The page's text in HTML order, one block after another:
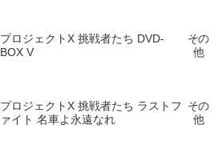
プロジェクトX 挑戦者たち DVD-
BOX V
その
他
プロジェクトX 挑戦者たち ラストフ
ァイト 名車よ永遠なれ
その
他